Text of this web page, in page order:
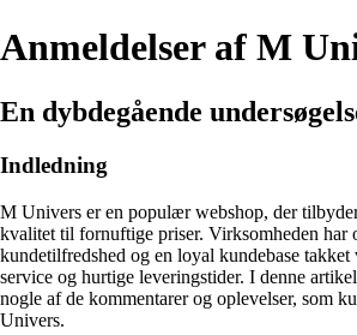
Anmeldelser af M
En dybdegående
Indledning
M Univers er en populær webshop, der
kvalitet til fornuftige priser. Virksomheden har
kundetilfredshed og en loyal kundebase takket
service og hurtige leveringstider. I denne
nogle af de kommentarer og oplevelser, som
Univers.